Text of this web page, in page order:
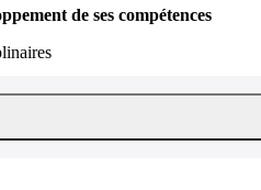
de ses compétences